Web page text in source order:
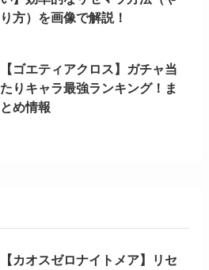
り方）を画像で解説！
【ゴエティアクロス】ガチャ当
たりキャラ最強ランキング！ま
とめ情報
【カオスゼロナイトメア】リセ